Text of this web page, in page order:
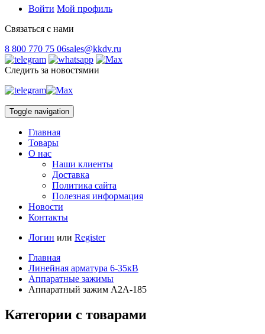
Войти Мой профиль
Связаться с нами
8 800 770 75 06sales@kkdv.ru
Следить за новостямии
Toggle navigation
Главная
Товары
О нас
Наши клиенты
Доставка
Политика сайта
Полезная информация
Новости
Контакты
Логин или Register
Главная
Линейная арматура 6-35кВ
Аппаратные зажимы
Аппаратный зажим А2А-185
Категории с товарами